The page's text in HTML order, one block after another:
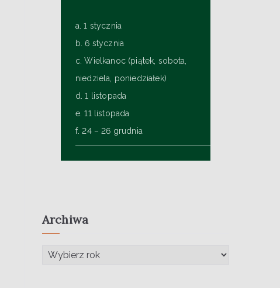
a. 1 stycznia
b. 6 stycznia
c. Wielkanoc (piątek, sobota,
niedziela, poniedziałek)
d. 1 listopada
e. 11 listopada
f. 24 – 26 grudnia
Archiwa